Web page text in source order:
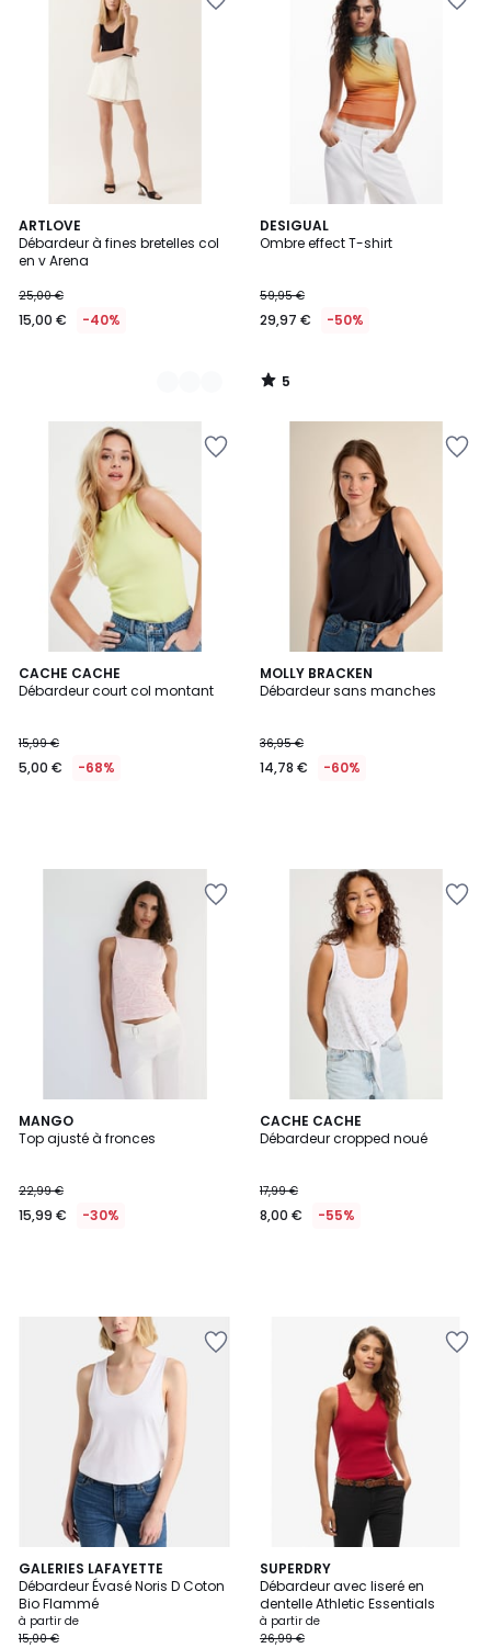
ARTLOVE
Débardeur à fines bretelles col
en v Arena
25,00 €
15,00 € -40%
3
Couleurs
DESIGUAL
Ombre effect T-shirt
59,95 €
29,97 € -50%
5
/
5
/
CACHE CACHE
Débardeur court col montant
15,99 €
5,00 € -68%
MOLLY BRACKEN
Débardeur sans manches
36,95 €
14,78 € -60%
MANGO
Top ajusté à fronces
22,99 €
15,99 € -30%
CACHE CACHE
Débardeur cropped noué
17,99 €
8,00 € -55%
GALERIES LAFAYETTE
Débardeur Évasé Noris D Coton
Bio Flammé
à partir de
15,00 €
5
Couleurs
SUPERDRY
Débardeur avec liseré en
dentelle Athletic Essentials
à partir de
26,99 €
5
Couleurs